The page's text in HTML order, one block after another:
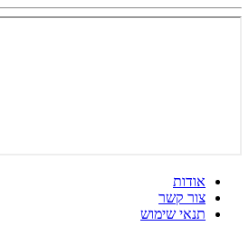
אודות
צור קשר
תנאי שימוש